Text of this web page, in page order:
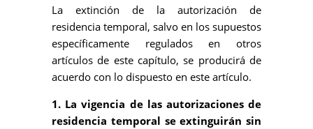
La extinción de la autorización de
residencia temporal, salvo en los supuestos
específicamente regulados en otros
artículos de este capítulo, se producirá de
acuerdo con lo dispuesto en este artículo.
1. La vigencia de las autorizaciones de
residencia temporal se extinguirán sin